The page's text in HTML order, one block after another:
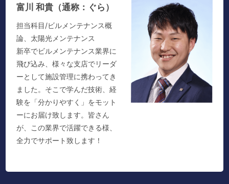
富川 和貴（通称：ぐら）
担当科目/ビルメンテナンス概
論、太陽光メンテナンス
新卒でビルメンテナンス業界に
飛び込み、様々な支店でリーダ
ーとして施設管理に携わってき
ました。そこで学んだ技術、経
験を「分かりやすく」をモット
ーにお届け致します。皆さん
が、この業界で活躍できる様、
全力でサポート致します！